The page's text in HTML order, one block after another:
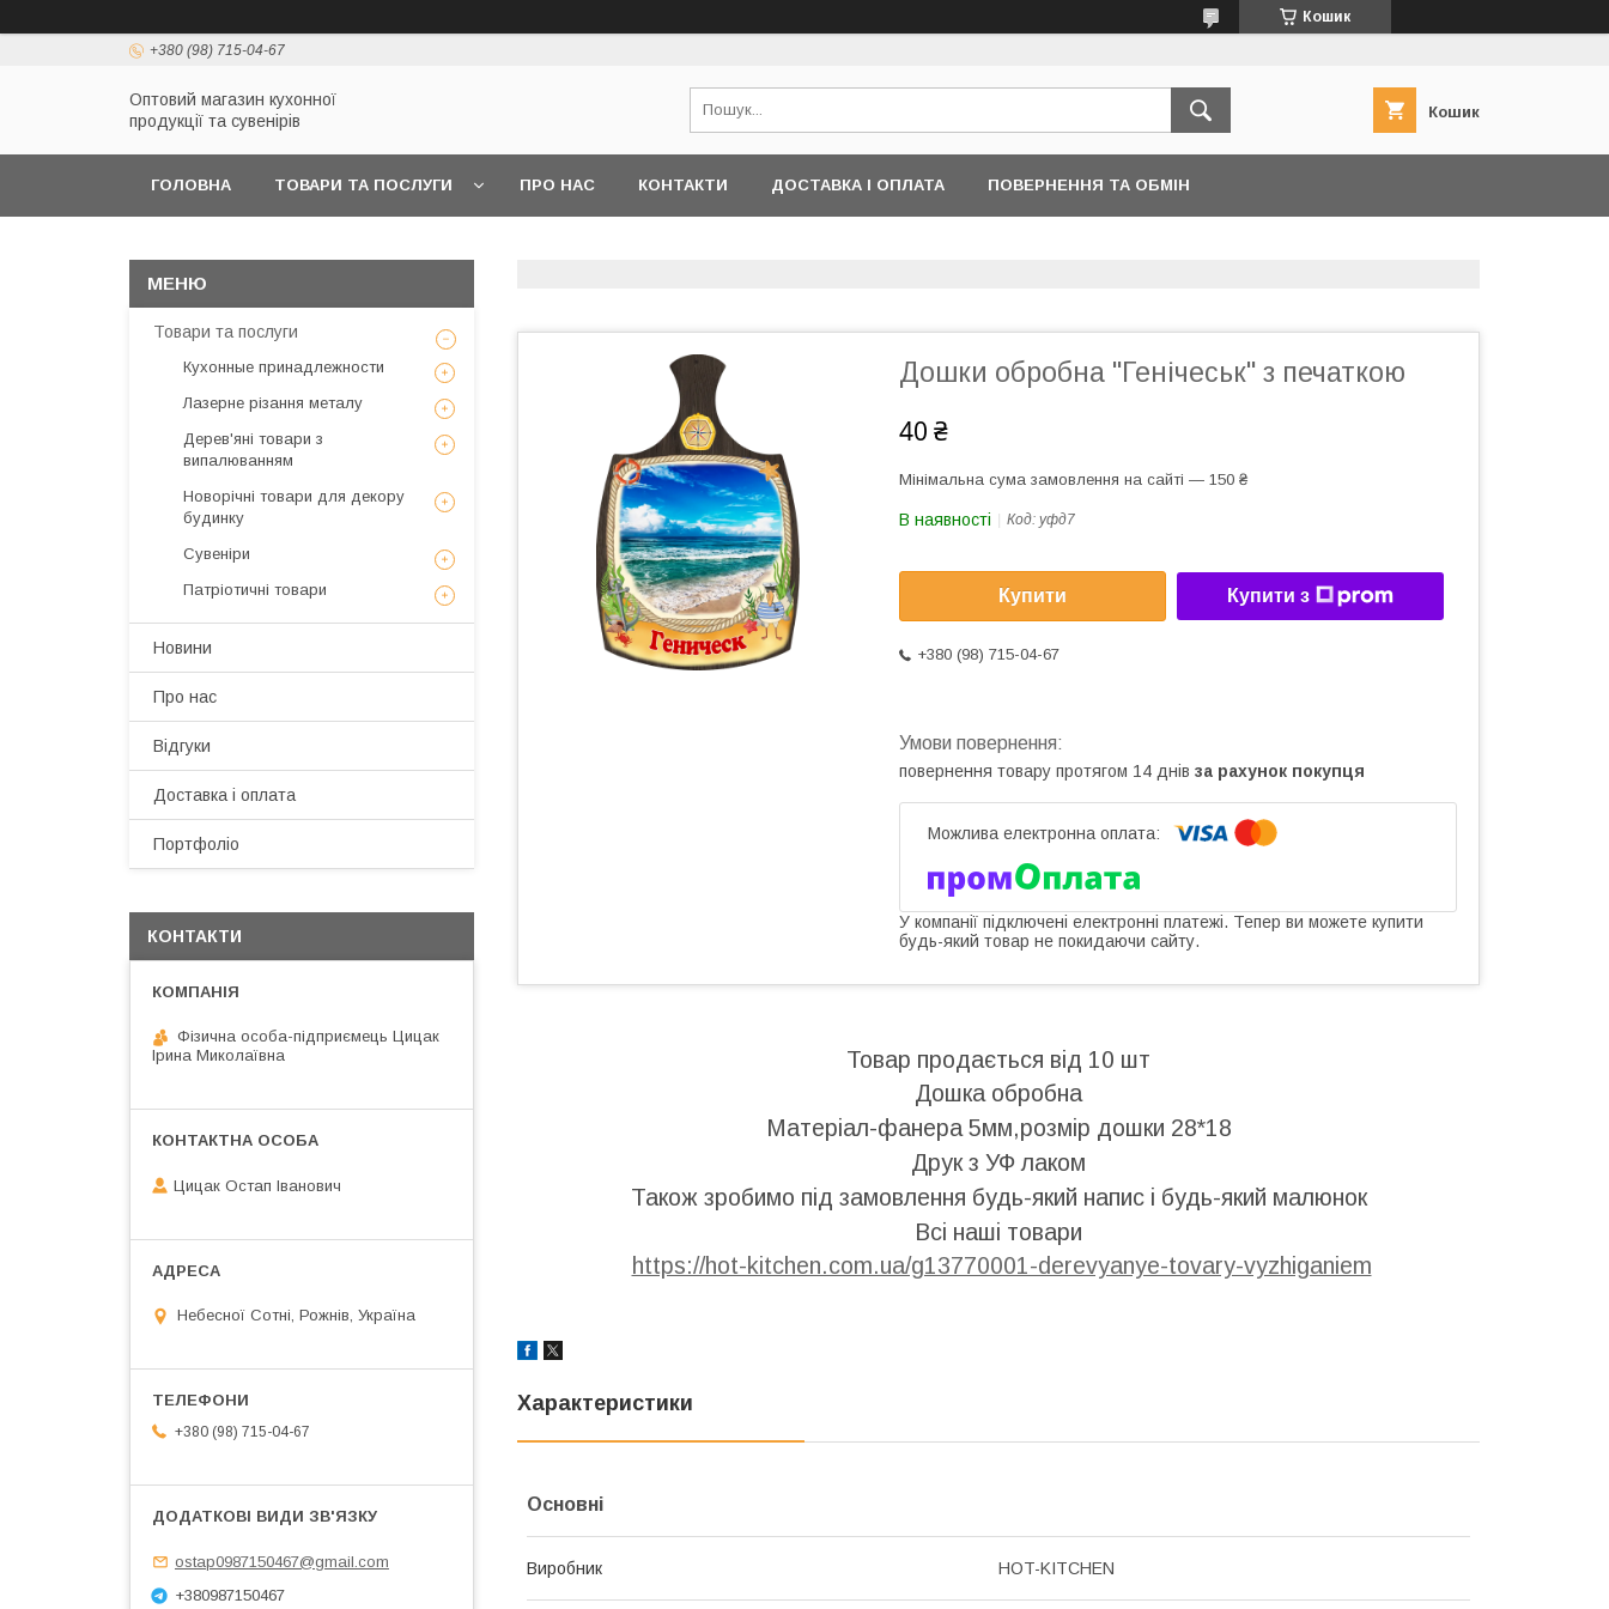
Кошик
+380 (98) 715-04-67
Оптовий магазин кухонної
продукції та сувенірів
Кошик
ГОЛОВНА ТОВАРИ ТА ПОСЛУГИ ПРО НАС КОНТАКТИ ДОСТАВКА І ОПЛАТА ПОВЕРНЕННЯ ТА ОБМІН
Дошки обробна "Генічеськ" з печаткою
40 ₴
Мінімальна сума замовлення на сайті — 150 ₴
В наявності Код: уфд7
Купити Купити з
+380 (98) 715-04-67
повернення товару протягом 14 днів за рахунок покупця
У компанії підключені електронні платежі. Тепер ви можете купити
будь-який товар не покидаючи сайту.
Товар продається від 10 шт
Дошка обробна
Матеріал-фанера 5мм,розмір дошки 28*18
Друк з УФ лаком
Також зробимо під замовлення будь-який напис і будь-який малюнок
Всі наші товари
https://hot-kitchen.com.ua/g13770001-derevyanye-tovary-vyzhiganiem
Характеристики
Основні
Виробник HOT-KITCHEN
Товари та послуги
Кухонные принадлежности
Лазерне різання металу
Дерев'яні товари з
випалюванням
Новорічні товари для декору
будинку
Сувеніри
Патріотичні товари
Новини
Про нас
Відгуки
Доставка і оплата
Портфоліо
КОНТАКТИ
Фізична особа-підприємець Цицак
Ірина Миколаївна
Цицак Остап Іванович
Небесної Сотні, Рожнів, Україна
+380 (98) 715-04-67
ostap0987150467@gmail.com
+380987150467